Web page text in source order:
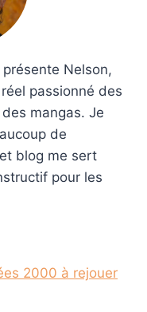
Nelson,
passionné des
mangas. Je
de
blog me sert
pour les
2000 à rejouer